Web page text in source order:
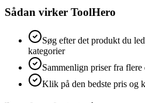
Sådan virker ToolHero
Søg efter det produkt du
kategorier
Sammenlign priser fra flere
Klik på den bedste pris og